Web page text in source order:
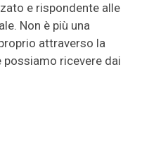
e rispondente alle
Non è più una
attraverso la
possiamo ricevere dai